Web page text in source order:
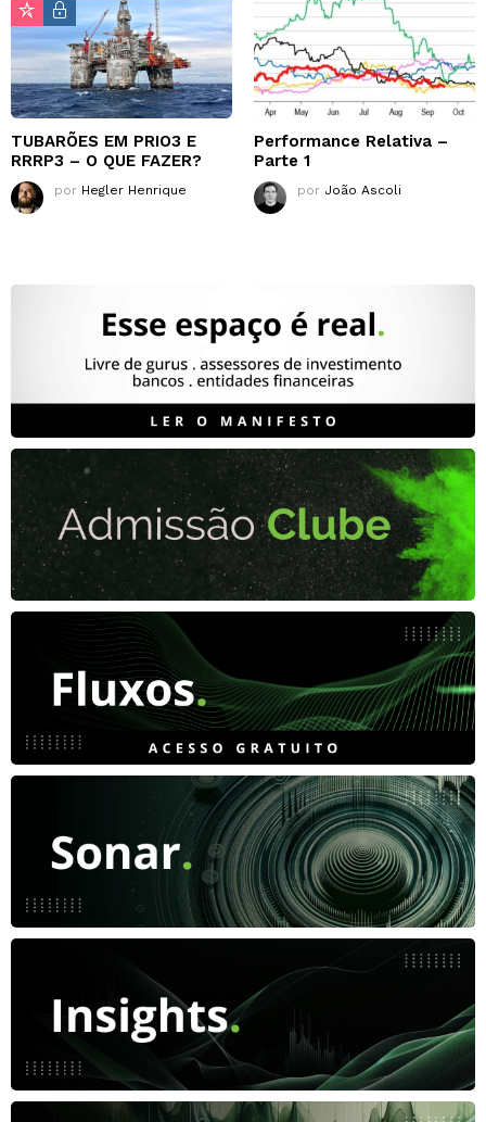
TUBARÕES EM PRIO3 E
RRRP3 – O QUE FAZER?
por Hegler Henrique
Performance Relativa –
Parte 1
por João Ascoli